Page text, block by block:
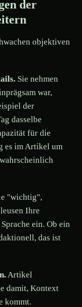
der
objektiven
Sie nehmen
war,
der
dasselbe
für die
es im Artikel um
"wichtig",
Ihre
ein. Ob ein
das ist
Artikel
damit, Kontext
kommt.